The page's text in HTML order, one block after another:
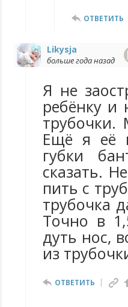
ОТВЕТИТЬ
Likysja
больше года назад
Я не
ребёнку и
Ещё я её
губки
сказать.
пить с
трубочка
Точно в
дуть нос,
из
ОТВЕТИТЬ